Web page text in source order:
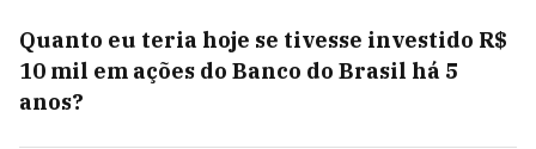
Quanto eu teria hoje se tivesse investido R$
10 mil em ações do Banco do Brasil há 5
anos?